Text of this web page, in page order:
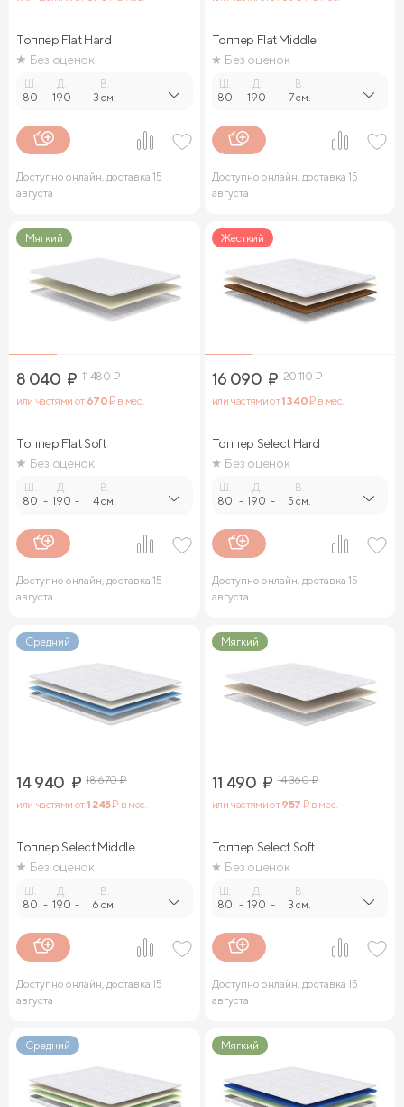
Топпер Flat Hard
Без оценок
80 -
Д.
190 -
В.
3 см.
Доступно онлайн, доставка 15
августа
Топпер Flat Middle
Без оценок
80 -
Д.
190 -
В.
7 см.
Доступно онлайн, доставка 15
августа
Мягкий
8 040 ₽ 11 480₽
или частями от 670₽ в мес.
Топпер Flat Soft
Без оценок
80 -
Д.
190 -
В.
4 см.
Доступно онлайн, доставка 15
августа
Жесткий
16 090 ₽ 20 110₽
или частями от1 340₽ в мес.
Топпер Select Hard
Без оценок
80 -
Д.
190 -
В.
5 см.
Доступно онлайн, доставка 15
августа
Средний
14 940 ₽ 18 670₽
или частями от1 245₽ в мес.
Топпер Select Middle
Без оценок
80 -
Д.
190 -
В.
6 см.
Доступно онлайн, доставка 15
августа
Мягкий
11 490 ₽ 14 360₽
или частями от957 ₽ в мес.
Топпер Select Soft
Без оценок
80 -
Д.
190 -
В.
3 см.
Доступно онлайн, доставка 15
августа
Средний Мягкий